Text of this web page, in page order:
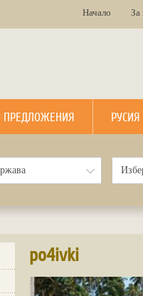
Начало За
ПРЕДЛОЖЕНИЯ РУСИЯ
po4ivki